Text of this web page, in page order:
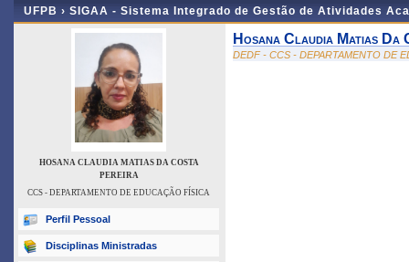
UFPB › SIGAA - Sistema Integrado de Gestão de Atividades
HOSANA CLAUDIA MATIAS DA COSTA
PEREIRA
CCS - DEPARTAMENTO DE EDUCAÇÃO FÍSICA
Perfil Pessoal
Disciplinas Ministradas
Hosana Claudia Matias Da
DEDF - CCS - DEPARTAMENTO DE